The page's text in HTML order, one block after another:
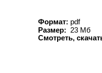
Формат: pdf
Размер:
23 Мб
Смотреть,